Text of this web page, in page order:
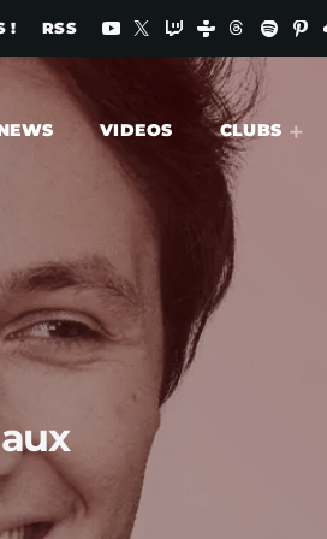
! RSS
VIDEOS CLUBS